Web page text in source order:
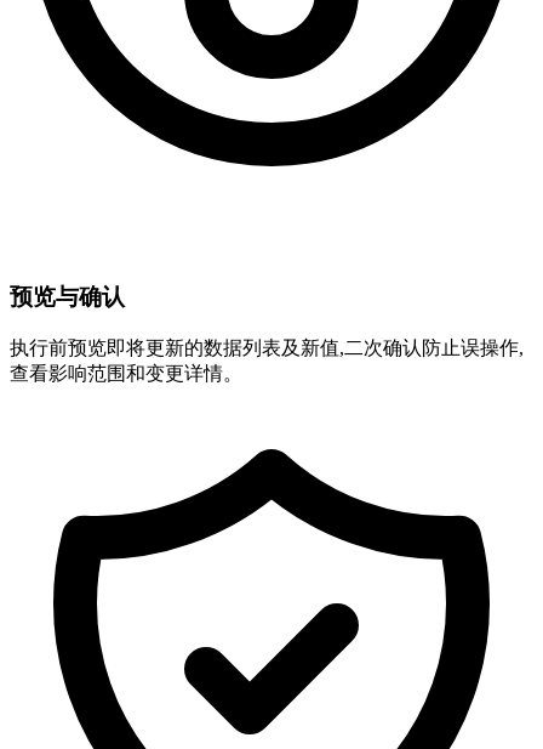
预览与确认
执行前预览即将更新的数据列表及新值,二次确认防止误操作,
查看影响范围和变更详情。